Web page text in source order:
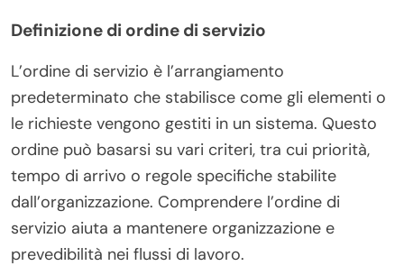
Definizione di ordine di servizio
L’ordine di servizio è l’arrangiamento
predeterminato che stabilisce come gli elementi o
le richieste vengono gestiti in un sistema. Questo
ordine può basarsi su vari criteri, tra cui priorità,
tempo di arrivo o regole specifiche stabilite
dall’organizzazione. Comprendere l’ordine di
servizio aiuta a mantenere organizzazione e
prevedibilità nei flussi di lavoro.